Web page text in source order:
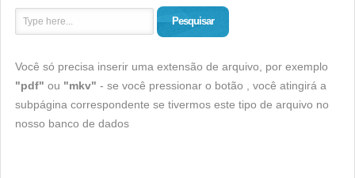
Pesquisar
Você só precisa inserir uma extensão de arquivo, por exemplo
"pdf" ou "mkv" - se você pressionar o botão , você atingirá a
subpágina correspondente se tivermos este tipo de arquivo no
nosso banco de dados